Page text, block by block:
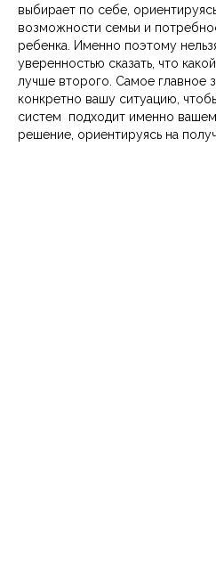
выбирает по себе,
возможности семьи и
ребенка. Именно поэтому
уверенностью сказать, что
лучше второго. Самое главное
конкретно вашу ситуацию,
систем подходит именно
решение, ориентируясь на